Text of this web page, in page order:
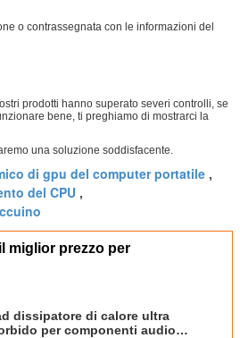
o contrassegnata con le informazioni del
prodotti hanno superato severi controlli, se
bene, ti preghiamo di mostrarci la
una soluzione soddisfacente.
di gpu del computer portatile ,
del CPU ,
miglior prezzo per
dissipatore di calore ultra
per componenti audio